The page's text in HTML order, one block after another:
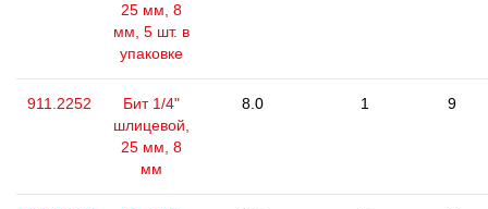
25 мм, 8
мм, 5 шт. в
упаковке
911.2252
Бит 1/4"
шлицевой,
25 мм, 8
мм
8.0 1 9